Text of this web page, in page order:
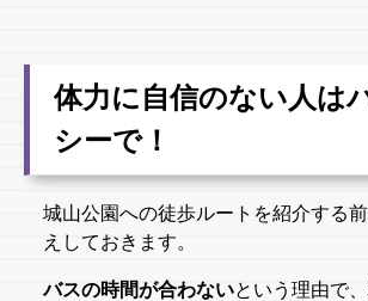
体力に自信のない人は
シーで！
城山公園への徒歩ルートを紹介する
えしておきます。
バスの時間が合わないという理由で